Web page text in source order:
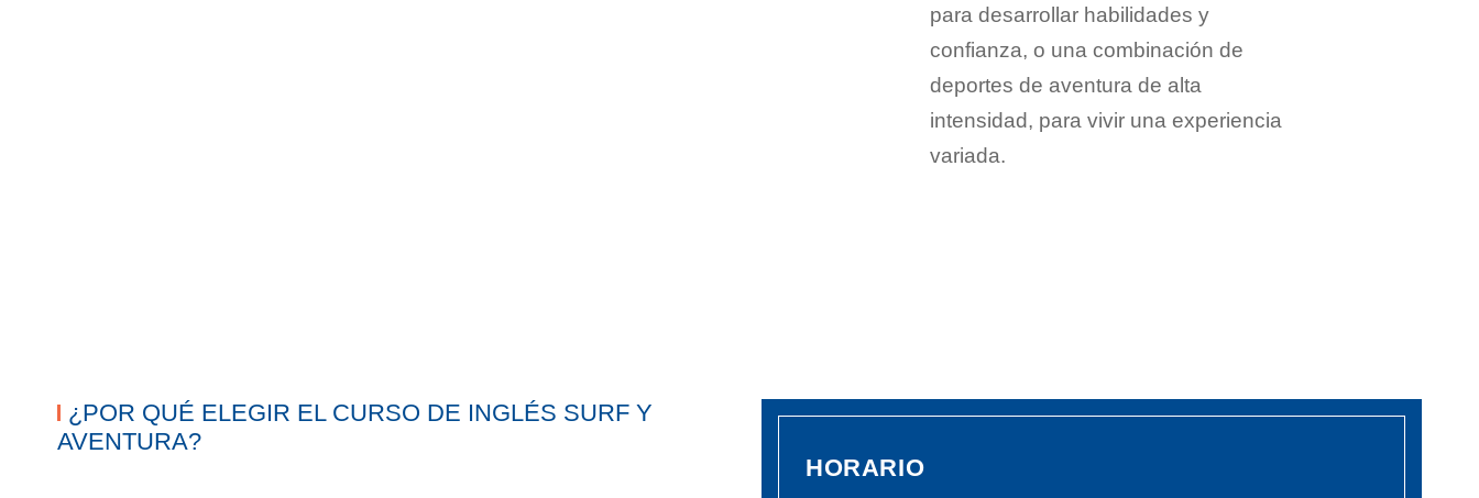
para desarrollar habilidades y
confianza, o una combinación de
deportes de aventura de alta
intensidad, para vivir una experiencia
variada.
¿POR QUÉ ELEGIR EL CURSO DE INGLÉS SURF Y
AVENTURA?
HORARIO